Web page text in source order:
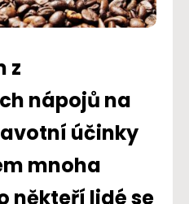
z
nápojů na
účinky
mnoha
někteří lidé se